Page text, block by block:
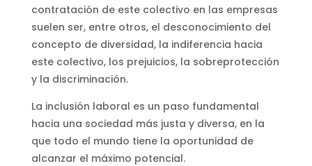
contratación de este colectivo en las empresas
suelen ser, entre otros, el desconocimiento del
concepto de diversidad, la indiferencia hacia
este colectivo, los prejuicios, la sobreprotección
y la discriminación.
La inclusión laboral es un paso fundamental
hacia una sociedad más justa y diversa, en la
que todo el mundo tiene la oportunidad de
alcanzar el máximo potencial.